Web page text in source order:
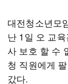
대전청소년모
난 1일 오 교
사 보호 할 수
청 직원에게
갔다.